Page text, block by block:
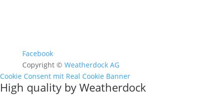
Facebook
Copyright © Weatherdock AG
Cookie Consent mit Real Cookie Banner
High quality by Weatherdock